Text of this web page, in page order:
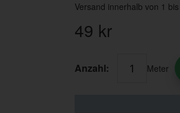
Versand innerhalb von 1
49 kr
Anzahl: Meter